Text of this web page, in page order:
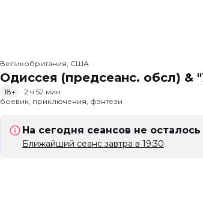
Великобритания, США
Одиссея (предсеанс. обсл) &
18+
2 ч 52 мин
боевик, приключения, фэнтези
На сегодня сеансов не осталось
Ближайший сеанс завтра в 19:30